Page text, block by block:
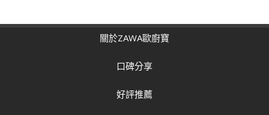
關於ZAWA歐廚寶
口碑分享
好評推薦